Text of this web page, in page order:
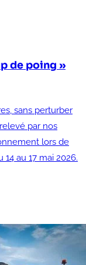
de poing »
sans perturber
par nos
lors de
au 17 mai 2026.